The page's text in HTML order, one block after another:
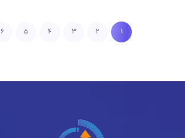
۱ ۲ ۳ ۴ ۵ ۶